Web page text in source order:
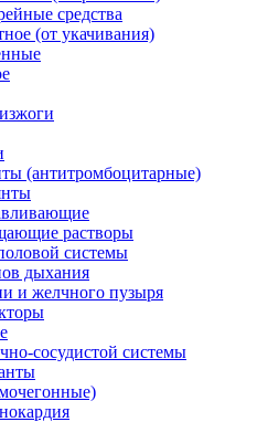
средства
(от укачивания)
(антитромбоцитарные)
растворы
системы
дыхания
и желчного пузыря
сосудистой системы